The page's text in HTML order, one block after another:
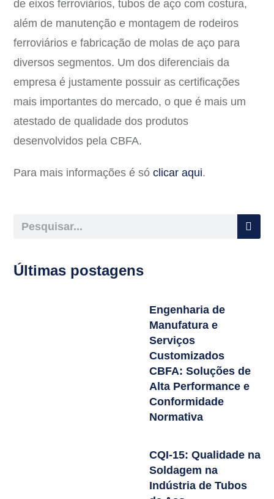
de eixos ferroviários, tubos de aço com costura,
além de manutenção e montagem de rodeiros
ferroviários e fabricação de molas de aço para
diversos segmentos. Um dos diferenciais da
empresa é justamente possuir as certificações
mais importantes do mercado, o que é mais um
atestado de qualidade dos produtos
desenvolvidos pela CBFA.
Para mais informações é só clicar aqui.
Últimas postagens
Engenharia de
Manufatura e
Serviços
Customizados
CBFA: Soluções de
Alta Performance e
Conformidade
Normativa
CQI-15: Qualidade na
Soldagem na
Indústria de Tubos